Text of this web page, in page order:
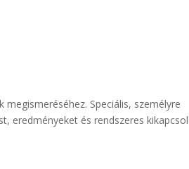
Speciális, személyre
eredményeket és rendszeres